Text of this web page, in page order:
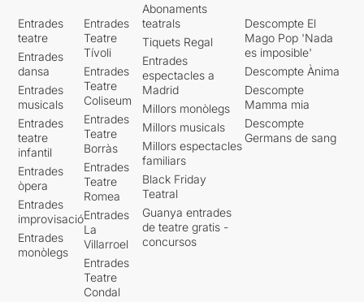
Entrades
teatre
Entrades
dansa
Entrades
musicals
Entrades
teatre
infantil
Entrades
òpera
Entrades
improvisació
Entrades
monòlegs
Entrades
Teatre
Tívoli
Entrades
Teatre
Coliseum
Entrades
Teatre
Borràs
Entrades
Teatre
Romea
Entrades
La
Villarroel
Entrades
Teatre
Condal
Abonaments
teatrals
Tiquets Regal
Entrades
espectacles a
Madrid
Millors monòlegs
Millors musicals
Millors espectacles
familiars
Black Friday
Teatral
Guanya entrades
de teatre gratis -
concursos
Descompte El
Mago Pop 'Nada
es imposible'
Descompte Ànima
Descompte
Mamma mia
Descompte
Germans de sang